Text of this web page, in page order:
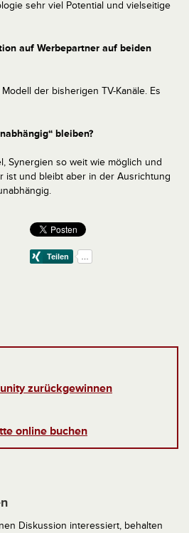
sehr viel Potential und vielseitige
auf Werbepartner auf beiden
der bisherigen TV-Kanäle. Es
bleiben?
Synergien so weit wie möglich und
ist und bleibt aber in der Ausrichtung
zurückgewinnen
online buchen
Diskussion interessiert, behalten